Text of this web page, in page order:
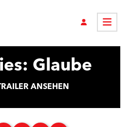
Glaube
ANSEHEN